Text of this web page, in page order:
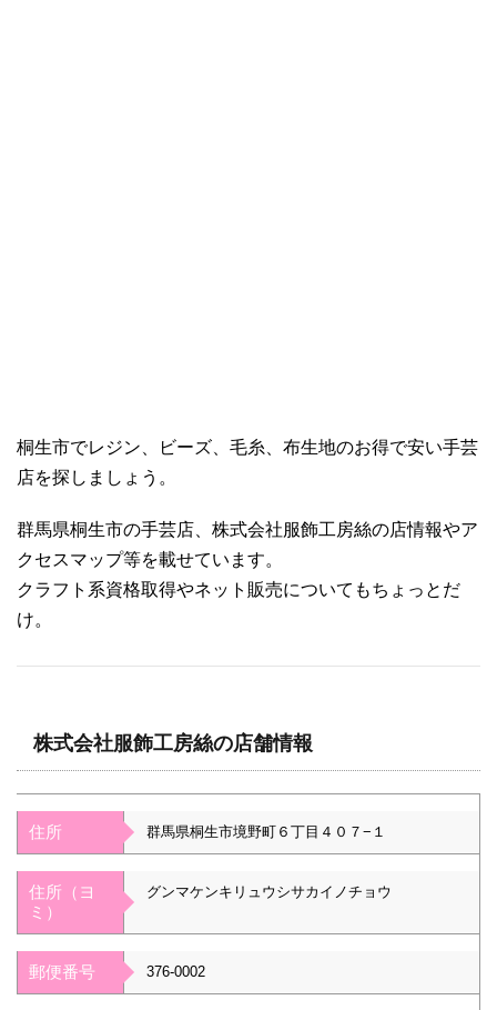
桐生市でレジン、ビーズ、毛糸、布生地のお得で安い手芸
店を探しましょう。
群馬県桐生市の手芸店、株式会社服飾工房絲の店情報やア
クセスマップ等を載せています。
クラフト系資格取得やネット販売についてもちょっとだ
け。
株式会社服飾工房絲の店舗情報
住所 群馬県桐生市境野町６丁目４０７−１
住所（ヨ
ミ）
グンマケンキリュウシサカイノチョウ
郵便番号 376-0002